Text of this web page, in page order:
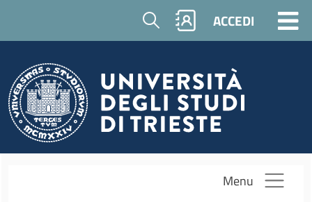
Salta al contenuto principale
Cerca ACCEDI
Menu